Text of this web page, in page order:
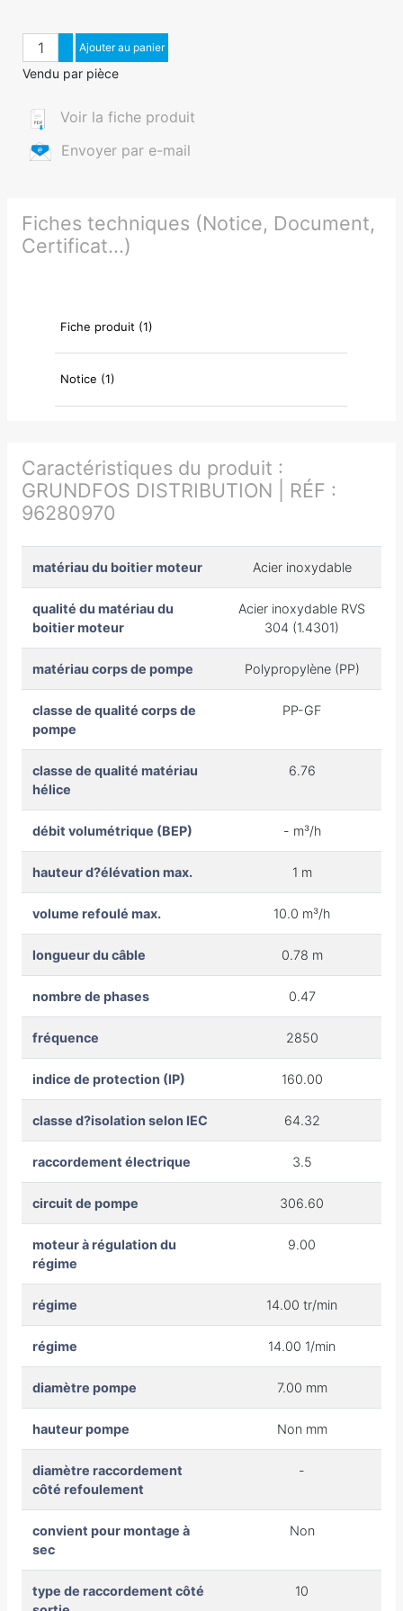
QuantitéAugmenter quantité
Diminuer quantité
Ajouter au panier
Vendu par pièce
Voir la fiche produit
Envoyer par e-mail
Fiches techniques (Notice, Document,
Certificat...)
Fiche produit (1)
Notice (1)
Caractéristiques du produit :
GRUNDFOS DISTRIBUTION | RÉF :
96280970
matériau du boitier moteur Acier inoxydable
qualité du matériau du
boitier moteur
Acier inoxydable RVS
304 (1.4301)
matériau corps de pompe Polypropylène (PP)
classe de qualité corps de
pompe
PP-GF
classe de qualité matériau
hélice
6.76
débit volumétrique (BEP) - m³/h
hauteur d?élévation max. 1 m
volume refoulé max. 10.0 m³/h
longueur du câble 0.78 m
nombre de phases 0.47
fréquence 2850
indice de protection (IP) 160.00
classe d?isolation selon IEC 64.32
raccordement électrique 3.5
circuit de pompe 306.60
moteur à régulation du
régime
9.00
régime 14.00 tr/min
régime 14.00 1/min
diamètre pompe 7.00 mm
hauteur pompe Non mm
diamètre raccordement
côté refoulement
-
convient pour montage à
sec
Non
type de raccordement côté
10